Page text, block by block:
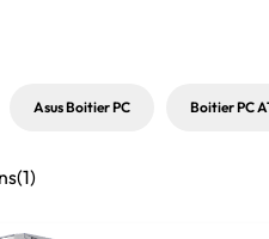
Asus Boitier PC Boitier PC
(1)